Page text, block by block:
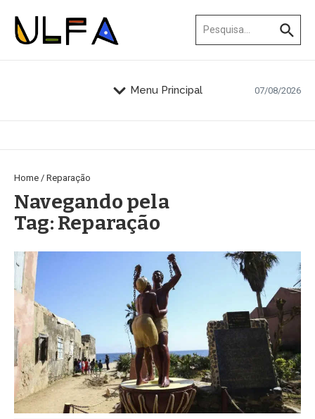
Menu Principal 07/08/2026
Home / Reparação
Navegando pela
Tag: Reparação